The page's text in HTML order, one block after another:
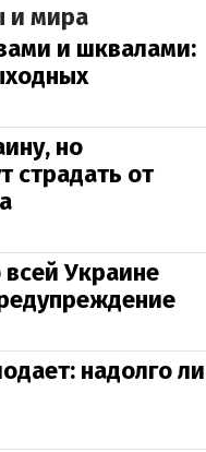
и мира
и шквалами:
но
страдать от
Украине
надолго ли